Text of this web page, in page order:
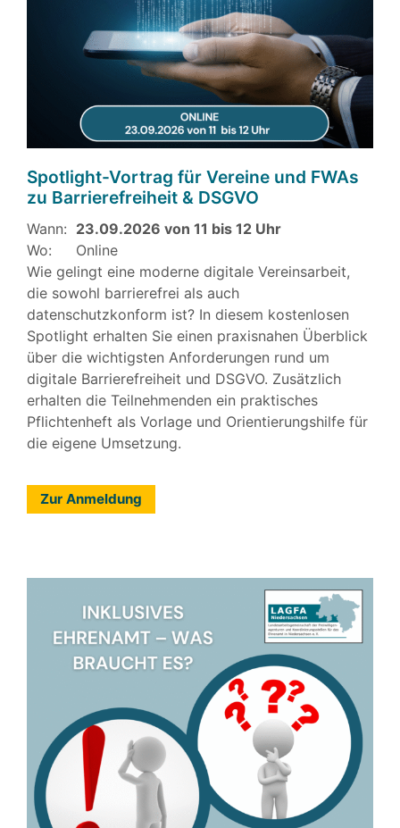
Spotlight-Vortrag für Vereine und FWAs
zu Barrierefreiheit & DSGVO
Wann: 23.09.2026 von 11 bis 12 Uhr
Wo:
Online
Wie gelingt eine moderne digitale Vereinsarbeit,
die sowohl barrierefrei als auch
datenschutzkonform ist? In diesem kostenlosen
Spotlight erhalten Sie einen praxisnahen Überblick
über die wichtigsten Anforderungen rund um
digitale Barrierefreiheit und DSGVO. Zusätzlich
erhalten die Teilnehmenden ein praktisches
Pflichtenheft als Vorlage und Orientierungshilfe für
die eigene Umsetzung.
Zur Anmeldung